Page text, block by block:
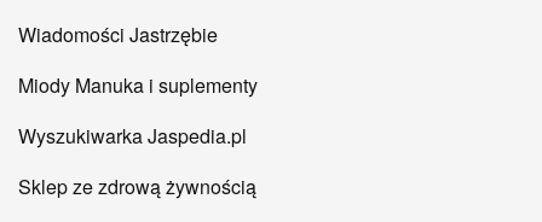
Wiadomości Jastrzębie
Miody Manuka i suplementy
Wyszukiwarka Jaspedia.pl
Sklep ze zdrową żywnością